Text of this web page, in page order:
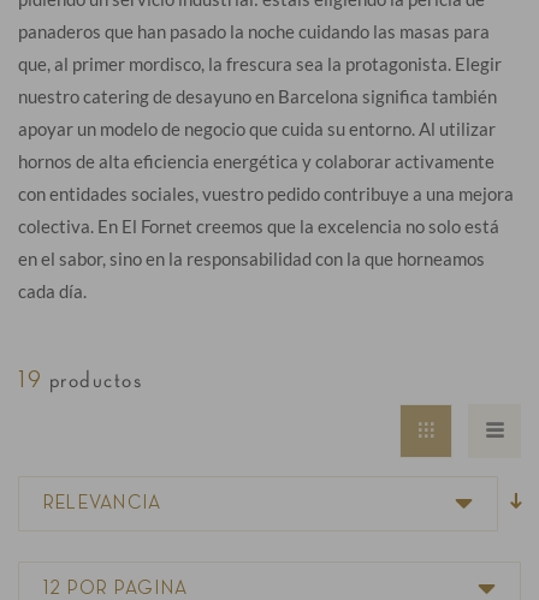
panaderos que han pasado la noche cuidando las masas para
que, al primer mordisco, la frescura sea la protagonista. Elegir
nuestro catering de desayuno en Barcelona significa también
apoyar un modelo de negocio que cuida su entorno. Al utilizar
hornos de alta eficiencia energética y colaborar activamente
con entidades sociales, vuestro pedido contribuye a una mejora
colectiva. En El Fornet creemos que la excelencia no solo está
en el sabor, sino en la responsabilidad con la que horneamos
cada día.
19 productos